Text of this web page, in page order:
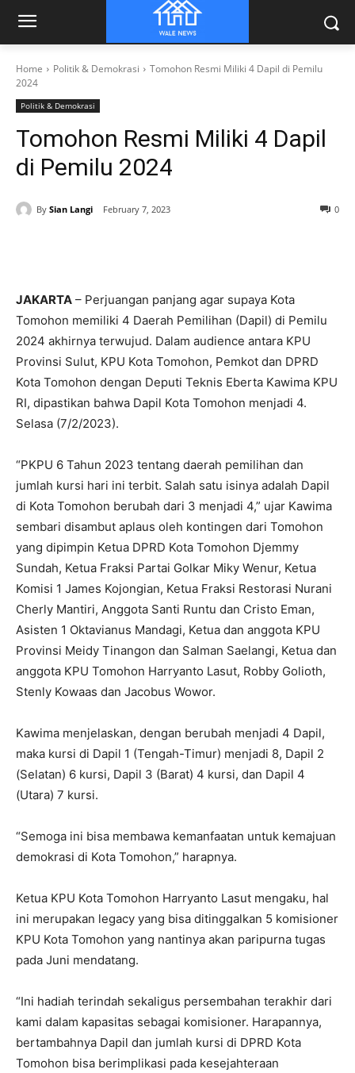
Home Politik & Demokrasi
Tomohon Resmi Miliki 4 Dapil di Pemilu
2024
Politik & Demokrasi
Tomohon Resmi Miliki 4 Dapil
di Pemilu 2024
By Sian Langi February 7, 2023 0
JAKARTA – Perjuangan panjang agar supaya Kota
Tomohon memiliki 4 Daerah Pemilihan (Dapil) di Pemilu
2024 akhirnya terwujud. Dalam audience antara KPU
Provinsi Sulut, KPU Kota Tomohon, Pemkot dan DPRD
Kota Tomohon dengan Deputi Teknis Eberta Kawima KPU
RI, dipastikan bahwa Dapil Kota Tomohon menjadi 4.
Selasa (7/2/2023).
“PKPU 6 Tahun 2023 tentang daerah pemilihan dan
jumlah kursi hari ini terbit. Salah satu isinya adalah Dapil
di Kota Tomohon berubah dari 3 menjadi 4,” ujar Kawima
sembari disambut aplaus oleh kontingen dari Tomohon
yang dipimpin Ketua DPRD Kota Tomohon Djemmy
Sundah, Ketua Fraksi Partai Golkar Miky Wenur, Ketua
Komisi 1 James Kojongian, Ketua Fraksi Restorasi Nurani
Cherly Mantiri, Anggota Santi Runtu dan Cristo Eman,
Asisten 1 Oktavianus Mandagi, Ketua dan anggota KPU
Provinsi Meidy Tinangon dan Salman Saelangi, Ketua dan
anggota KPU Tomohon Harryanto Lasut, Robby Golioth,
Stenly Kowaas dan Jacobus Wowor.
Kawima menjelaskan, dengan berubah menjadi 4 Dapil,
maka kursi di Dapil 1 (Tengah-Timur) menjadi 8, Dapil 2
(Selatan) 6 kursi, Dapil 3 (Barat) 4 kursi, dan Dapil 4
(Utara) 7 kursi.
“Semoga ini bisa membawa kemanfaatan untuk kemajuan
demokrasi di Kota Tomohon,” harapnya.
Ketua KPU Kota Tomohon Harryanto Lasut mengaku, hal
ini merupakan legacy yang bisa ditinggalkan 5 komisioner
KPU Kota Tomohon yang nantinya akan paripurna tugas
pada Juni mendatang.
“Ini hadiah terindah sekaligus persembahan terakhir dari
kami dalam kapasitas sebagai komisioner. Harapannya,
bertambahnya Dapil dan jumlah kursi di DPRD Kota
Tomohon bisa berimplikasi pada kesejahteraan